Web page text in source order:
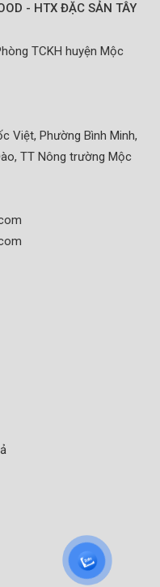
- HTX ĐẶC SẢN TÂY
TCKH huyện Mộc
Việt, Phường Bình Minh,
TT Nông trường Mộc